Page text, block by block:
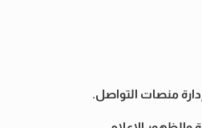
منصات التواصل.